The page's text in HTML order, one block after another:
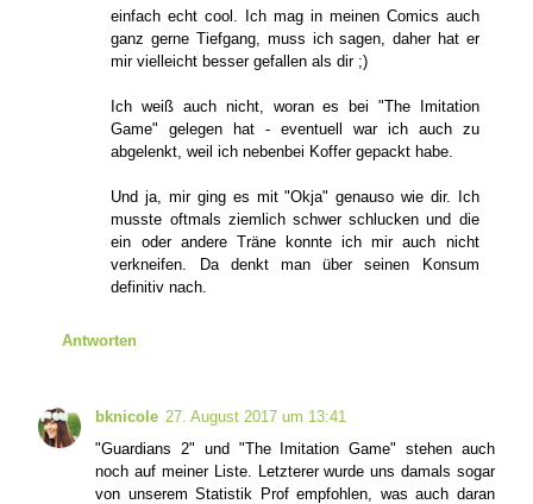
einfach echt cool. Ich mag in meinen Comics auch
ganz gerne Tiefgang, muss ich sagen, daher hat er
mir vielleicht besser gefallen als dir ;)
Ich weiß auch nicht, woran es bei "The Imitation
Game" gelegen hat - eventuell war ich auch zu
abgelenkt, weil ich nebenbei Koffer gepackt habe.
Und ja, mir ging es mit "Okja" genauso wie dir. Ich
musste oftmals ziemlich schwer schlucken und die
ein oder andere Träne konnte ich mir auch nicht
verkneifen. Da denkt man über seinen Konsum
definitiv nach.
Antworten
bknicole 27. August 2017 um 13:41
"Guardians 2" und "The Imitation Game" stehen auch
noch auf meiner Liste. Letzterer wurde uns damals sogar
von unserem Statistik Prof empfohlen, was auch daran